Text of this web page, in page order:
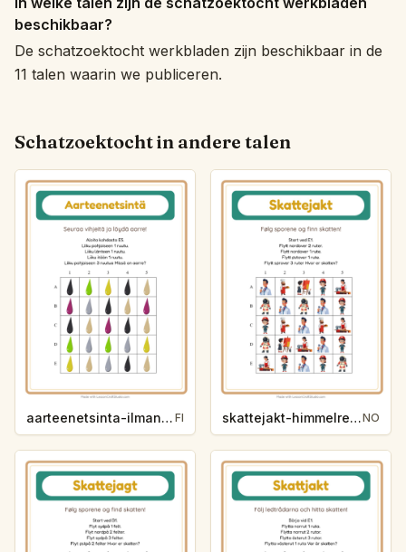
beschikbaar?
De schatzoektocht werkbladen zijn beschikbaar in de
11 talen waarin we publiceren.
Schatzoektocht in andere talen
aarteenetsinta-ilmansuunnat-varit-7eff FI skattejakt-himmelretninger-yrker-ab12NO